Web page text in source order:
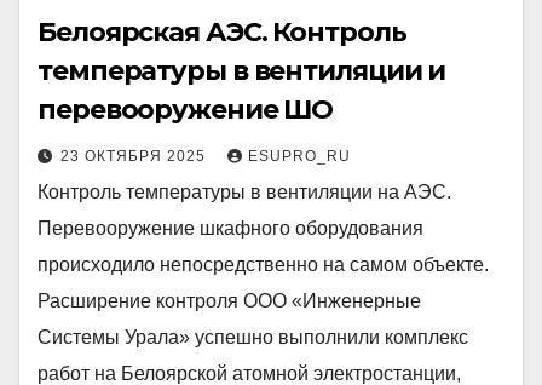
Белоярская АЭС. Контроль
температуры в вентиляции и
перевооружение ШО
23 ОКТЯБРЯ 2025 ESUPRO_RU
Контроль температуры в вентиляции на АЭС.
Перевооружение шкафного оборудования
происходило непосредственно на самом объекте.
Расширение контроля ООО «Инженерные
Системы Урала» успешно выполнили комплекс
работ на Белоярской атомной электростанции,